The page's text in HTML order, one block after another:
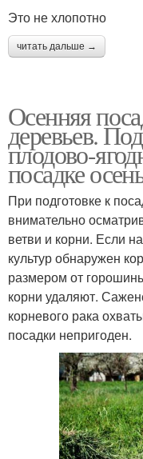
Это не хлопотно
читать дальше →
Осенняя
деревьев.
плодово-
посадке
При подготовке к
внимательно
ветви и корни. Если
культур обнаружен
размером от
корни удаляют.
корневого рака
посадки непригоден.